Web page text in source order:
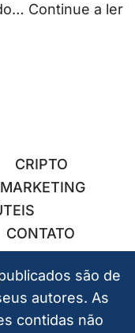
Continue a ler
CRIPTO
MARKETING
CONTATO
são de
autores. As
contidas não